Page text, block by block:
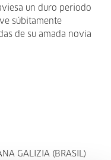
un duro periodo
súbitamente
de su amada novia
GALIZIA (BRASIL)